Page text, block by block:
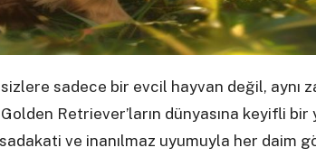
sadece bir evcil hayvan değil, aynı
Retriever’ların dünyasına keyifli
ve inanılmaz uyumuyla her daim